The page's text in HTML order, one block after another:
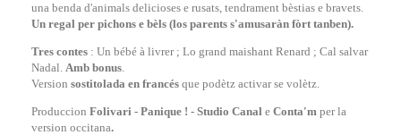
una benda d'animals delicioses e rusats, tendrament bèstias e bravets.
Un regal per pichons e bèls (los parents s'amusaràn fòrt tanben).
Tres contes : Un bébé à livrer ; Lo grand maishant Renard ; Cal salvar
Nadal. Amb bonus.
Version sostitolada en francés que podètz activar se volètz.
Produccion Folivari - Panique ! - Studio Canal e Conta'm per la
version occitana.